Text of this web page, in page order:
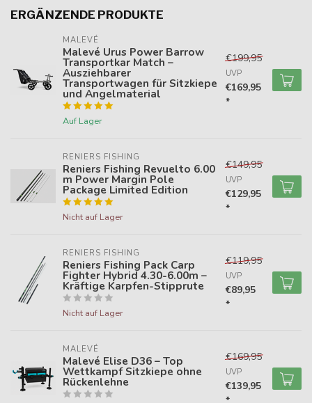
ERGÄNZENDE PRODUKTE
MALEVÉ
Malevé Urus Power Barrow
Transportkar Match –
Ausziehbarer
Transportwagen für Sitzkiepe
und Angelmaterial
Auf Lager
€199,95
UVP
€169,95
*
RENIERS FISHING
Reniers Fishing Revuelto 6.00
m Power Margin Pole
Package Limited Edition
Nicht auf Lager
€149,95
UVP
€129,95
*
RENIERS FISHING
Reniers Fishing Pack Carp
Fighter Hybrid 4.30-6.00m –
Kräftige Karpfen-Stipprute
Nicht auf Lager
€119,95
UVP
€89,95
*
MALEVÉ
Malevé Elise D36 – Top
Wettkampf Sitzkiepe ohne
Rückenlehne
€169,95
UVP
€139,95